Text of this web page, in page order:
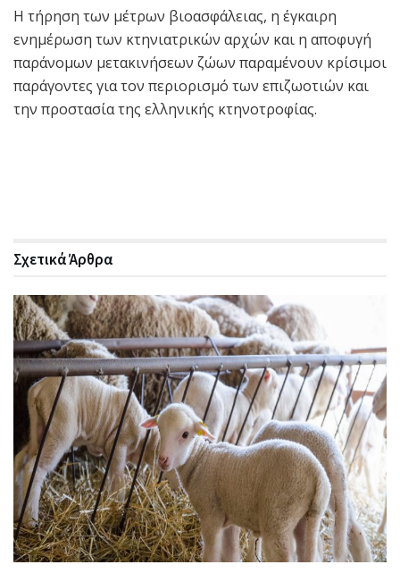
Η τήρηση των μέτρων βιοασφάλειας, η έγκαιρη
ενημέρωση των κτηνιατρικών αρχών και η αποφυγή
παράνομων μετακινήσεων ζώων παραμένουν κρίσιμοι
παράγοντες για τον περιορισμό των επιζωοτιών και
την προστασία της ελληνικής κτηνοτροφίας.
ΣχετικάΆρθρα